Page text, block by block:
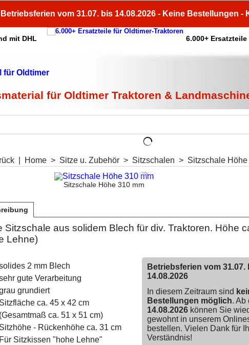
Betriebsferien vom 31.07. bis 14.08.2026 - Keine Bestellungen -
mit DHL 6.000+
für Oldtimer Traktoren &
Home > Sitze u. Zubehör > Sitzschalen > Sitzschale
Sitzschale Höhe 310 mm
Sitzschale aus solidem Blech für div. Traktoren. Höhe
Lehne)
Betriebsferien vom 31.07.
14.08.2026
In diesem Zeitraum sind
Bestellungen möglich. Ab
14.08.2026können Sie
gewohnt in unserem
bestellen. Vielen Dank für
Verständnis!
2 mm Blech
gute Verarbeitung
grundiert
Sitzfläche ca. 45 x 42 cm
(Gesamtmaß ca. 51 x 51 cm)
Sitzhöhe - Rückenhöhe ca. 31 cm
Für Sitzkissen "hohe Lehne"